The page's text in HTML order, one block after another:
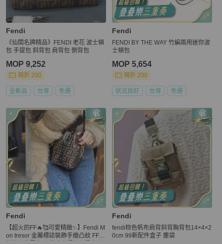
Fendi
《仙闆名牌精品》FENDI 老花 波士頓
包 手提包 斜背包 肩背包 側背包
MOP 9,252
現折 200
全新品 台灣 免運
Fendi
FENDI BY THE WAY 竹編兩用迷你波
士頓包
MOP 5,654
現折 200
狀況良好 台灣 免運
Fendi
【超火的FF🔥🥰可愛精緻✨】Fendi M
on tresor 金屬標誌裝飾手繪凸紋 FF標
Fendi
fendi棕色帆布肩背斜背胸背包14×4×2
0cm 99新配件盒子 塵袋